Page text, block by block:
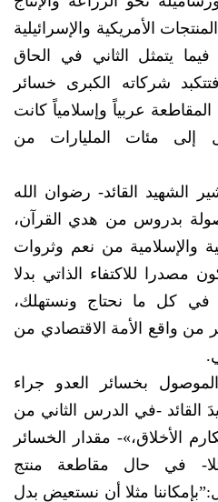
الأمريكية والإسرائيلية
يتمثل الثاني في الحاق
شركاته الكبرى خسائر
عربياً وإسلامياً كانت
مئات المليارات من
الشهيد القائد- رضوان الله
بدروس من هدي القرآن،
والإسلامية من نعم وثروات
مصدرا للاكتفاء الذاتي بدلا
في كل ما نحتاج ونستهلك،
من واقع الأمة الاقتصادي من
بخسائر العدو جراء
القائد -في الدرس الثاني من
الأخلاق،»- مقدار الخسائر
في حال مقاطعة منتج
مثلا أن نستعيض بدل